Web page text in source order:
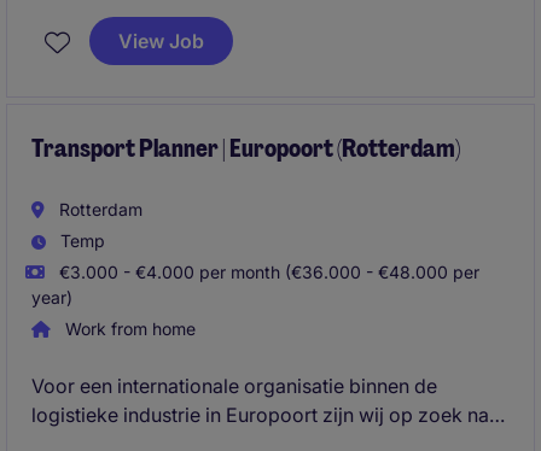
this logistics role, you will coordinate international
transport operations, manage customer
View Job
Transport Planner | Europoort (Rotterdam)
Rotterdam
Temp
€3.000 - €4.000 per month (€36.000 - €48.000 per
year)
Work from home
Voor een internationale organisatie binnen de
logistieke industrie in Europoort zijn wij op zoek naar